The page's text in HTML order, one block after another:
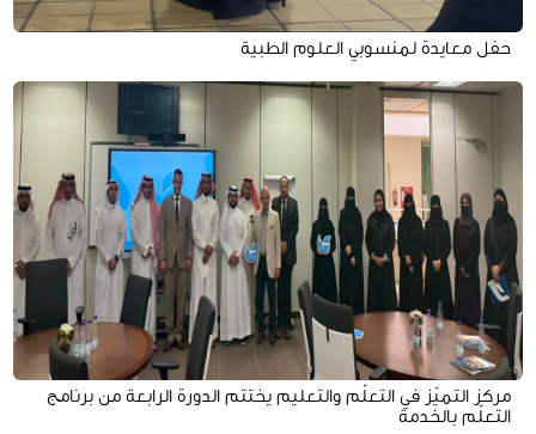
حفل معايدة لمنسوبي العلوم الطبية
مركز التميّز في التعلّم والتعليم يختتم الدورة الرابعة من برنامج
التعلّم بالخدمة